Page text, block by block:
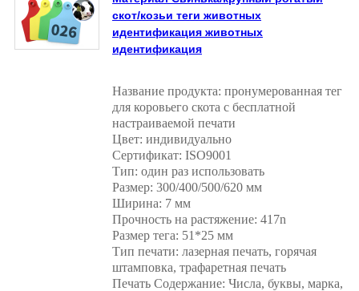
скот/козьи теги животных
идентификация животных
идентификация
Название продукта: пронумерованная тег
для коровьего скота с бесплатной
настраиваемой печати
Цвет: индивидуально
Сертификат: ISO9001
Тип: один раз использовать
Размер: 300/400/500/620 мм
Ширина: 7 мм
Прочность на растяжение: 417n
Размер тега: 51*25 мм
Тип печати: лазерная печать, горячая
штамповка, трафаретная печать
Печать Содержание: Числа, буквы, марка,